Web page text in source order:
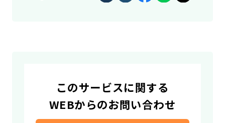
このサービスに関する
WEBからのお問い合わせ